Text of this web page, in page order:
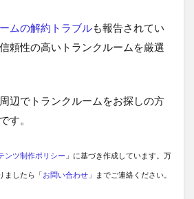
ムの解約トラブルも報告されてい
頼性の高いトランクルームを厳選
周辺でトランクルームをお探しの方
す。
ンツ制作ポリシー 」に基づき作成しています。万
ましたら「お問い合わせ 」までご連絡ください。